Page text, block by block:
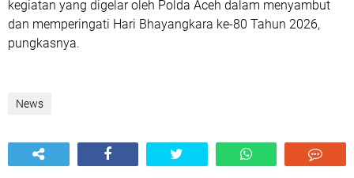
kegiatan yang digelar oleh Polda Aceh dalam menyambut
dan memperingati Hari Bhayangkara ke-80 Tahun 2026,
pungkasnya.
News